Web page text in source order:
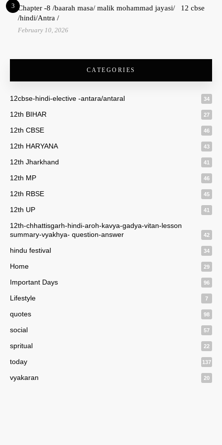
3 Chapter -8 /baarah masa/ malik mohammad jayasi/ 12 cbse
/hindi/Antra /
February 10, 2026
CATEGORIES
12cbse-hindi-elective -antara/antaral 34
12th BIHAR 27
12th CBSE 46
12th HARYANA 43
12th Jharkhand 41
12th MP 46
12th RBSE 45
12th UP 41
12th-chhattisgarh-hindi-aroh-kavya-gadya-vitan-lesson
summary-vyakhya- question-answer
42
hindu festival 34
Home 29
Important Days 96
Lifestyle 7
quotes 98
social 57
spritual 22
today 137
vyakaran 20